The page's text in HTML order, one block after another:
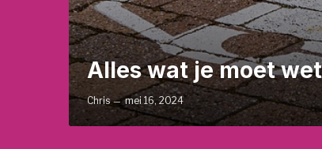
Alles wat je moet
Chris mei 16, 2024